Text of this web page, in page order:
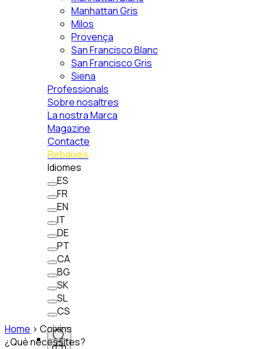
Manhattan Gris
Milos
Provença
San Francisco Blanc
San Francisco Gris
Siena
Professionals
Sobre nosaltres
La nostra Marca
Magazine
Contacte
Rebaixes
Idiomes
ES
FR
EN
IT
DE
PT
CA
BG
SK
SL
CS
Home > Coixins
¿Què necessites?